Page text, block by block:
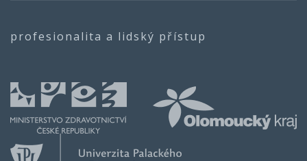
profesionalita a lidský přístup